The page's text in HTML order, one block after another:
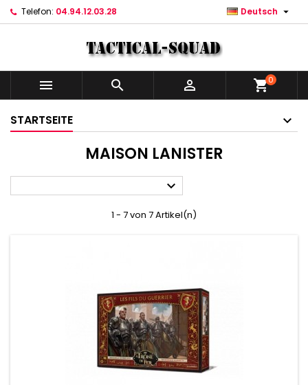
Telefon: 04.94.12.03.28 Deutsch 
   shopping_cart0
STARTSEITE
MAISON LANISTER

1 - 7 von 7 Artikel(n)